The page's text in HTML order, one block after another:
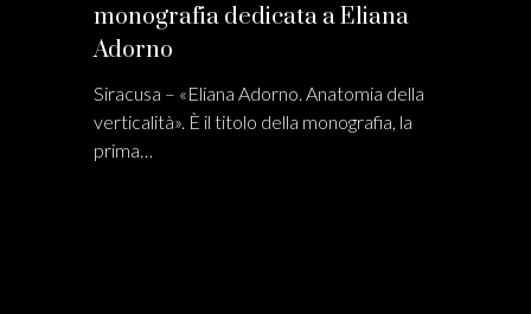
monografia dedicata a Eliana
Adorno
Siracusa – «Eliana Adorno. Anatomia della
verticalità». È il titolo della monografia, la
prima…